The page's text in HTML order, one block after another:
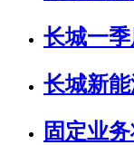
长城一
长城新
固定业